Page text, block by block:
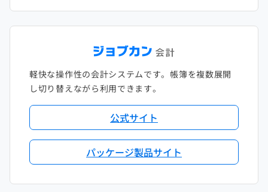
軽快な操作性の会計システムです。帳簿を複数展開
し切り替えながら利用できます。
公式サイト
パッケージ製品サイト